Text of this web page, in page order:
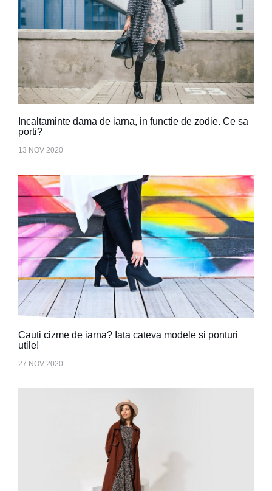
Incaltaminte dama de iarna, in functie de zodie. Ce sa
porti?
13 NOV 2020
Cauti cizme de iarna? Iata cateva modele si ponturi
utile!
27 NOV 2020